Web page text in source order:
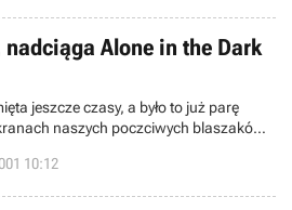
Alone in the Dark
jeszcze czasy, a było to już parę
naszych poczciwych blaszaków
Alone in the Dark. Grę tą cechowała
grafika 3D, no i oczywiście
10:12